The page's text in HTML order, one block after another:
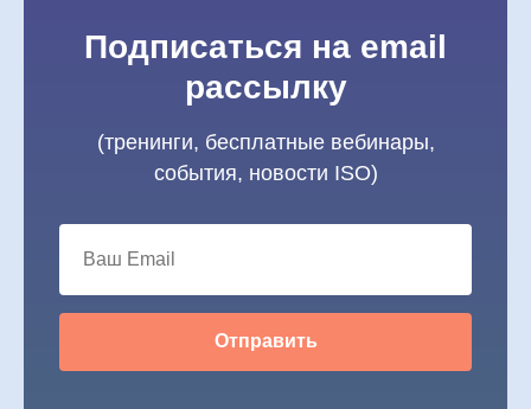
Подписаться на email
рассылку
(тренинги, бесплатные вебинары,
события, новости ISO)
Отправить